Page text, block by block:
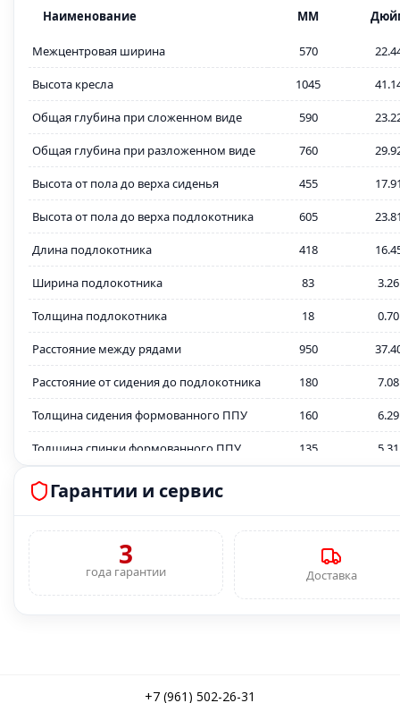
Наименование MM
Межцентровая ширина 570
Высота кресла 1045
Общая глубина при сложенном виде 590
Общая глубина при разложенном виде 760
Высота от пола до верха сиденья 455
Высота от пола до верха подлокотника 605
Длина подлокотника 418
Ширина подлокотника 83 3.26
Толщина подлокотника 18 0.70
Расстояние между рядами 950
Расстояние от сидения до подлокотника 180 7.08
Толщина сидения формованного ППУ 160 6.29
Толщина спинки формованного ППУ 135 5.31
Толщина металлокаркаса
спинки ФК
Толщина декоративной заглушки
сидения ФК
15
Гарантии и сервис
3
года гарантии Доставка
+7 (961) 502-26-31